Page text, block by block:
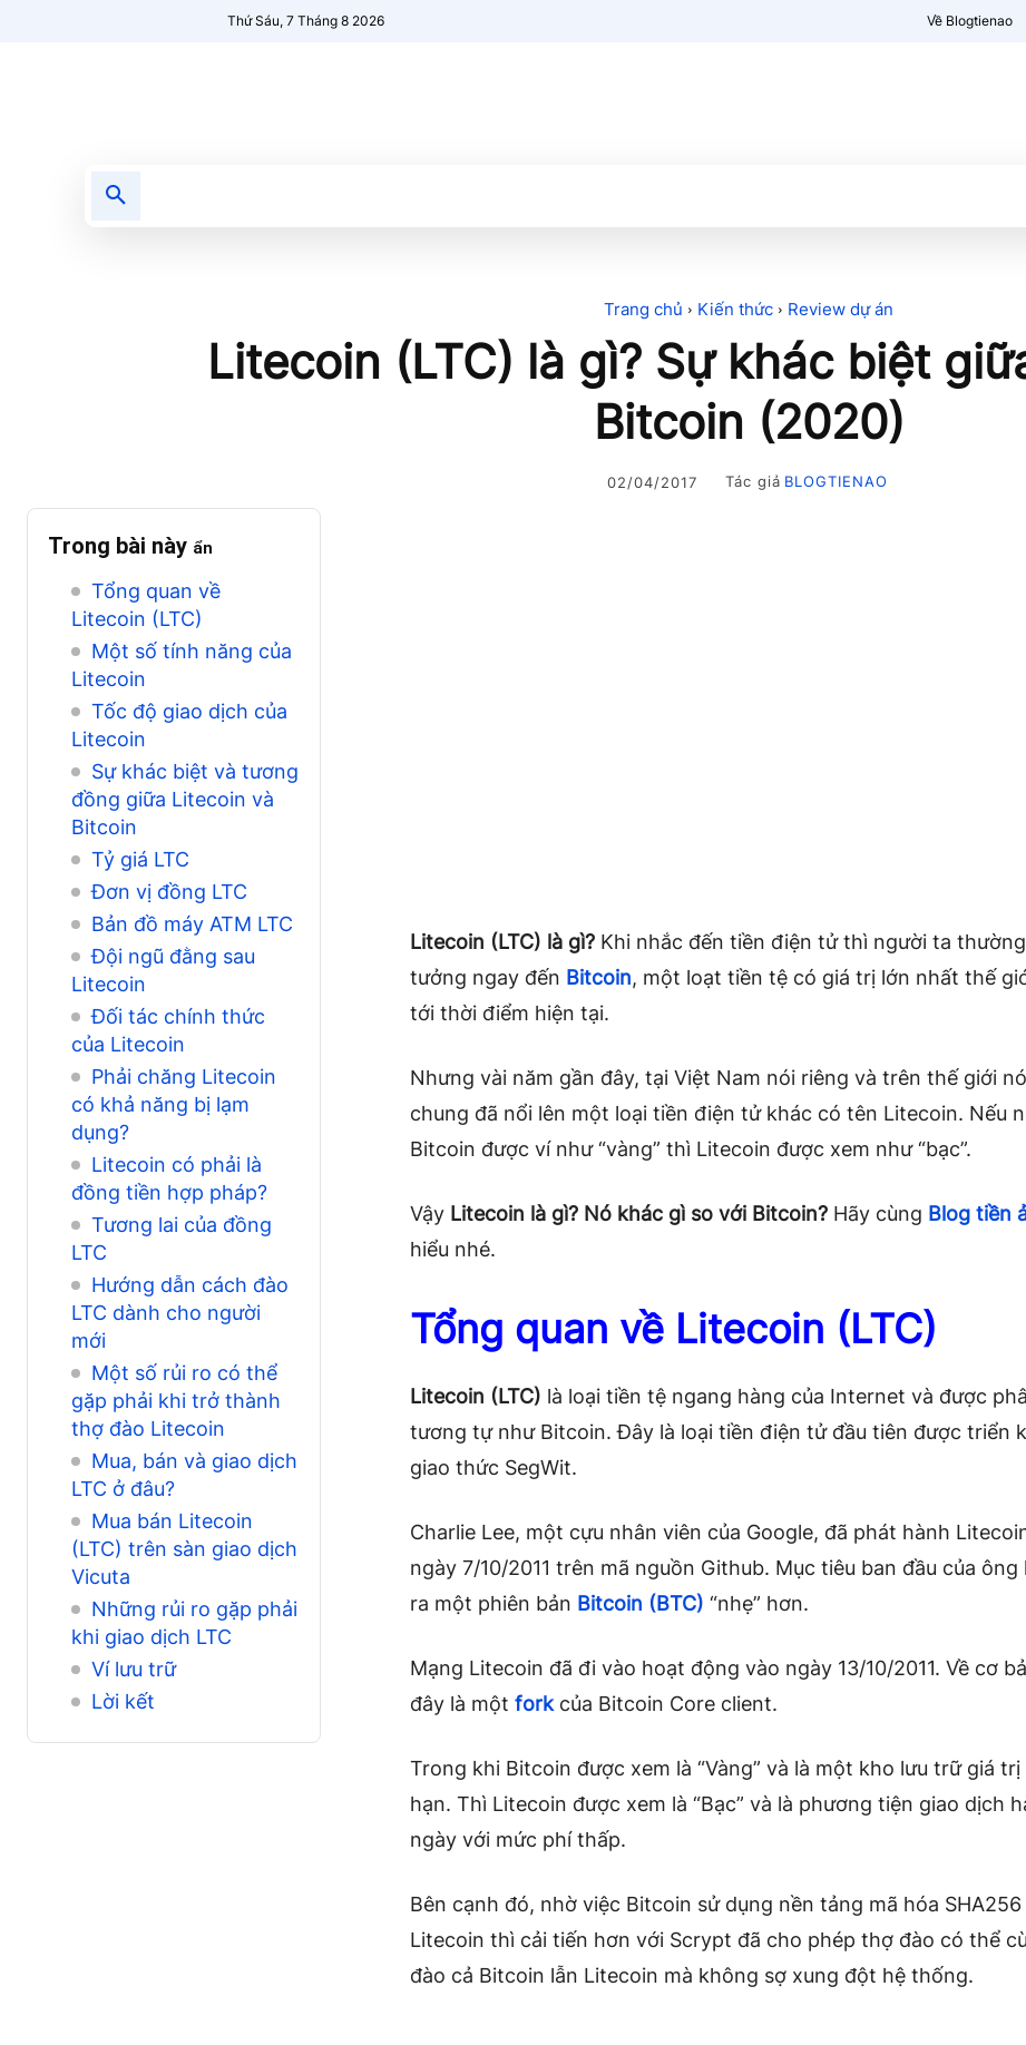
Thứ Sáu, 7 Tháng 8 2026 Về Blogtienao
Trang chủ Kiến thức Review dự án
Litecoin (LTC) là gì? Sự khác biệt
Bitcoin (2020)
02/04/2017 Tác giả BLOGTIENAO
Trong bài này ẩn
Tổng quan về
Litecoin (LTC)
Một số tính năng của
Litecoin
Tốc độ giao dịch của
Litecoin
Sự khác biệt và tương
đồng giữa Litecoin và
Bitcoin
Tỷ giá LTC
Đơn vị đồng LTC
Bản đồ máy ATM LTC
Đội ngũ đằng sau
Litecoin
Đối tác chính thức
của Litecoin
Phải chăng Litecoin
có khả năng bị lạm
dụng?
Litecoin có phải là
đồng tiền hợp pháp?
Tương lai của đồng
LTC
Hướng dẫn cách đào
LTC dành cho người
mới
Một số rủi ro có thể
gặp phải khi trở thành
thợ đào Litecoin
Mua, bán và giao dịch
LTC ở đâu?
Mua bán Litecoin
(LTC) trên sàn giao dịch
Vicuta
Những rủi ro gặp phải
khi giao dịch LTC
Ví lưu trữ
Lời kết
Litecoin (LTC) là gì? Khi nhắc đến tiền điện tử thì người ta
tưởng ngay đến Bitcoin, một loạt tiền tệ có giá trị lớn nhất thế
tới thời điểm hiện tại.
Nhưng vài năm gần đây, tại Việt Nam nói riêng và trên thế giới
chung đã nổi lên một loại tiền điện tử khác có tên Litecoin. Nếu
Bitcoin được ví như “vàng” thì Litecoin được xem như “bạc”.
Vậy Litecoin là gì? Nó khác gì so với Bitcoin? Hãy cùng Blog tiền
hiểu nhé.
Tổng quan về Litecoin (LTC)
Litecoin (LTC) là loại tiền tệ ngang hàng của Internet và được
tương tự như Bitcoin. Đây là loại tiền điện tử đầu tiên được triển
giao thức SegWit.
Charlie Lee, một cựu nhân viên của Google, đã phát hành
ngày 7/10/2011 trên mã nguồn Github. Mục tiêu ban đầu của ông
ra một phiên bản Bitcoin (BTC) “nhẹ” hơn.
Mạng Litecoin đã đi vào hoạt động vào ngày 13/10/2011. Về cơ
đây là một fork của Bitcoin Core client.
Trong khi Bitcoin được xem là “Vàng” và là một kho lưu trữ giá trị
hạn. Thì Litecoin được xem là “Bạc” và là phương tiện giao dịch
ngày với mức phí thấp.
Bên cạnh đó, nhờ việc Bitcoin sử dụng nền tảng mã hóa
Litecoin thì cải tiến hơn với Scrypt đã cho phép thợ đào có thể
đào cả Bitcoin lẫn Litecoin mà không sợ xung đột hệ thống.